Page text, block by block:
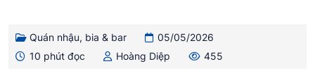
Quán nhậu, bia & bar
05/05/2026
10 phút đọc
Hoàng Diệp 455